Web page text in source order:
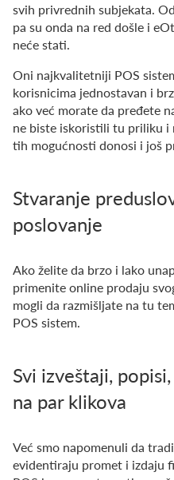
svih privrednih subjekata.
pa su onda na red došle i
neće stati.
Oni najkvalitetniji POS
korisnicima jednostavan i
ako već morate da pređete
ne biste iskoristili tu priliku i
tih mogućnosti donosi i još
Stvaranje
poslovanje
Ako želite da brzo i lako
primenite online prodaju
mogli da razmišljate na tu
POS sistem.
Svi izveštaji,
na par klikova
Već smo napomenuli da
evidentiraju promet i izdaju